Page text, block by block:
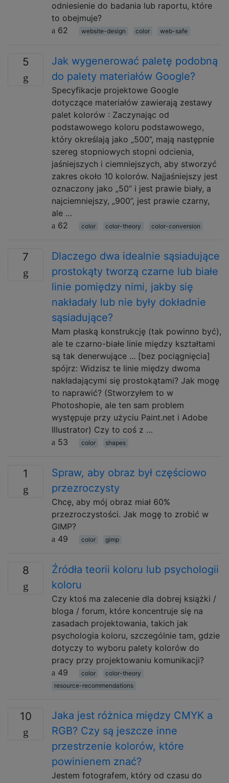
odniesienie do badania lub raportu, które
to obejmuje?
62
website-design color web-safe
5
Jak wygenerować paletę podobną
do palety materiałów Google?
Specyfikacje projektowe Google
dotyczące materiałów zawierają zestawy
palet kolorów : Zaczynając od
podstawowego koloru podstawowego,
który określają jako „500”, mają następnie
szereg stopniowych stopni odcienia,
jaśniejszych i ciemniejszych, aby stworzyć
zakres około 10 kolorów. Najjaśniejszy jest
oznaczony jako „50” i jest prawie biały, a
najciemniejszy, „900”, jest prawie czarny,
ale …
62
color color-theory color-conversion
7
Dlaczego dwa idealnie sąsiadujące
prostokąty tworzą czarne lub białe
linie pomiędzy nimi, jakby się
nakładały lub nie były dokładnie
sąsiadujące?
Mam płaską konstrukcję (tak powinno być),
ale te czarno-białe linie między kształtami
są tak denerwujące ... [bez pociągnięcia]
spójrz: Widzisz te linie między dwoma
nakładającymi się prostokątami? Jak mogę
to naprawić? (Stworzyłem to w
Photoshopie, ale ten sam problem
występuje przy użyciu Paint.net i Adobe
Illustrator) Czy to coś z …
53
color shapes
1
Spraw, aby obraz był częściowo
przezroczysty
Chcę, aby mój obraz miał 60%
przezroczystości. Jak mogę to zrobić w
GIMP?
49
color gimp
8
Źródła teorii koloru lub psychologii
koloru
Czy ktoś ma zalecenie dla dobrej książki /
bloga / forum, które koncentruje się na
zasadach projektowania, takich jak
psychologia koloru, szczególnie tam, gdzie
dotyczy to wyboru palety kolorów do
pracy przy projektowaniu komunikacji?
49
color
color-theory
resource-recommendations
10
Jaka jest różnica między CMYK a
RGB? Czy są jeszcze inne
przestrzenie kolorów, które
powinienem znać?
Jestem fotografem, który od czasu do